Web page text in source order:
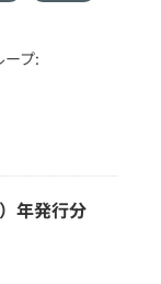
ープ:
年発行分